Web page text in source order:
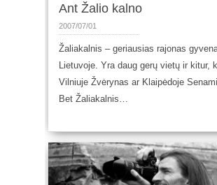
Ant Žalio kalno
2007/07/01
Žaliakalnis – geriausias rajonas
Lietuvoje. Yra daug gerų vietų ir kitur,
Vilniuje Žvėrynas ar Klaipėdoje
Bet Žaliakalnis…